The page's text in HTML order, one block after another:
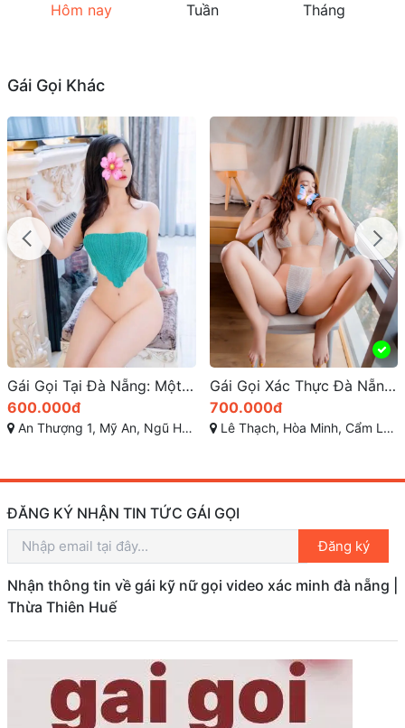
Hôm nay Tuần Tháng
Gái Gọi Khác
Gái Gọi Tại Đà Nẵng: Một Lựa Chọn Giải Trí Hấp Dẫn Qua Zalo
600.000đ
An Thượng 1, Mỹ An, Ngũ Hành Sơn, Đà Nẵng
Gái Gọi Xác Thực Đà Nẵng: Tìm Kiếm Dịch Vụ Uy Tín và Chất Lượng
700.000đ
Lê Thạch, Hòa Minh, Cẩm Lệ, Đà Nẵng, Việt Nam
ĐĂNG KÝ NHẬN TIN TỨC GÁI GỌI
Đăng ký
Nhận thông tin về gái kỹ nữ gọi video xác minh đà nẵng |
Thừa Thiên Huế